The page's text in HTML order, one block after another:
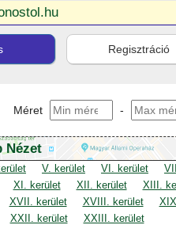
Regisztráció
Méret -
Nézet
V. kerület VI. kerület
XI. kerület XII. kerület
XIII.
XVII. kerület XVIII. kerület
XXII. kerület XXIII. kerület